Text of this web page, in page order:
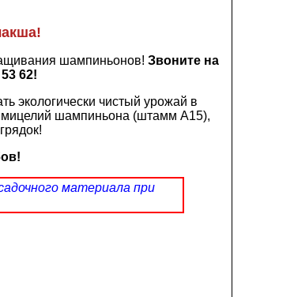
шампиньонов! Звоните на
62!
экологически чистый урожай в
мицелий шампиньона (штамм А15),
материала при